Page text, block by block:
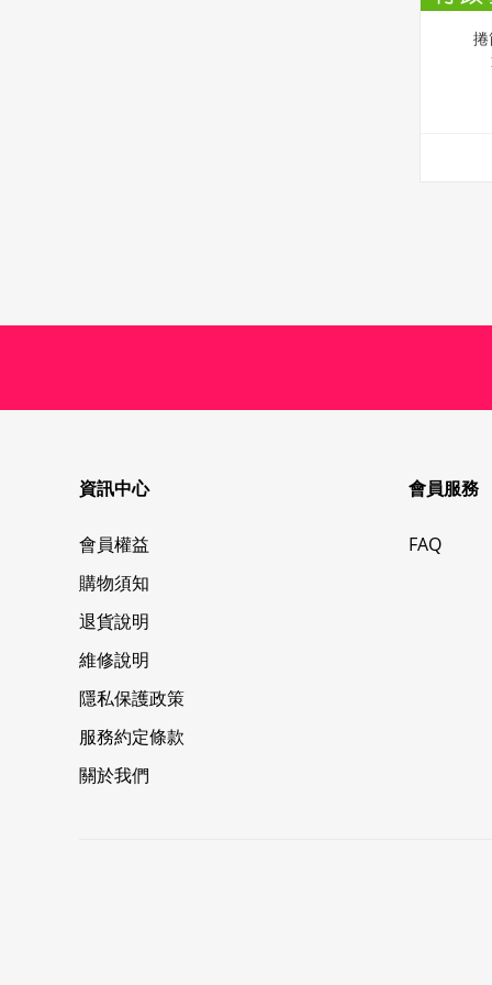
資訊中心
會員權益
購物須知
退貨說明
維修說明
隱私保護政策
服務約定條款
關於我們
會員服務
FAQ